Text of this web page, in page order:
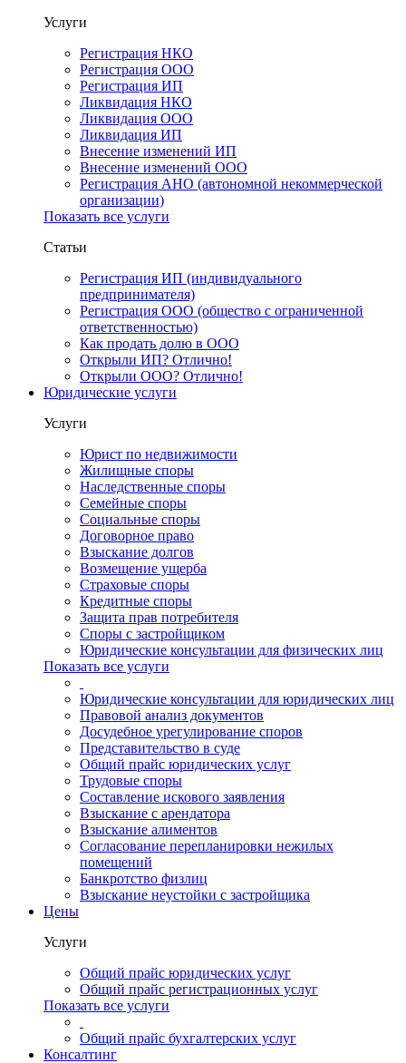
Услуги
Регистрация НКО
Регистрация ООО
Регистрация ИП
Ликвидация НКО
Ликвидация ООО
Ликвидация ИП
Внесение изменений ИП
Внесение изменений ООО
Регистрация АНО (автономной некоммерческой
организации)
Показать все услуги
Статьи
Регистрация ИП (индивидуального
предпринимателя)
Регистрация ООО (общество с ограниченной
ответственностью)
Как продать долю в ООО
Открыли ИП? Отлично!
Открыли ООО? Отлично!
Юридические услуги
Услуги
Юрист по недвижимости
Жилищные споры
Наследственные споры
Семейные споры
Социальные споры
Договорное право
Взыскание долгов
Возмещение ущерба
Страховые споры
Кредитные споры
Защита прав потребителя
Споры с застройщиком
Юридические консультации для физических лиц
Показать все услуги
Юридические консультации для юридических лиц
Правовой анализ документов
Досудебное урегулирование споров
Представительство в суде
Общий прайс юридических услуг
Трудовые споры
Составление искового заявления
Взыскание с арендатора
Взыскание алиментов
Cогласование перепланировки нежилых
помещений
Банкротство физлиц
Взыскание неустойки с застройщика
Цены
Услуги
Общий прайс юридических услуг
Общий прайс регистрационных услуг
Показать все услуги
Общий прайс бухгалтерских услуг
Консалтинг